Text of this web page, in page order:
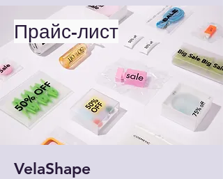
Прайс-лист
VelaShape